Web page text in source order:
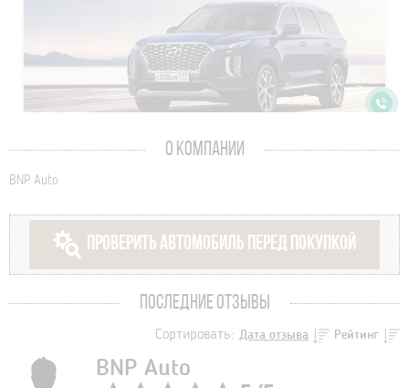
О КОМПАНИИ
BNP Auto
ПРОВЕРИТЬ АВТОМОБИЛЬ ПЕРЕД ПОКУПКОЙ
ПОСЛЕДНИЕ ОТЗЫВЫ
Сортировать: Дата отзыва Рейтинг
BNP Auto